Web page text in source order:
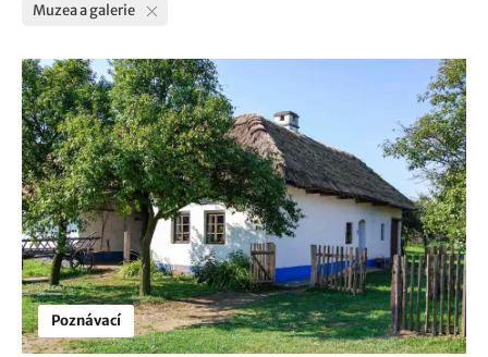
Muzea a galerie
Poznávací